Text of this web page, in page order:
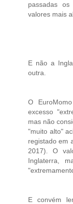
passadas
valores mais
E não a
outra.
O
excesso
mas não
"muito alto"
registado em
2017). O
Inglaterra,
E convém